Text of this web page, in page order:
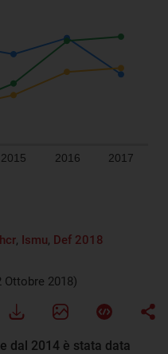
, Ismu, Def 2018
2018)
dal 2014 è stata data